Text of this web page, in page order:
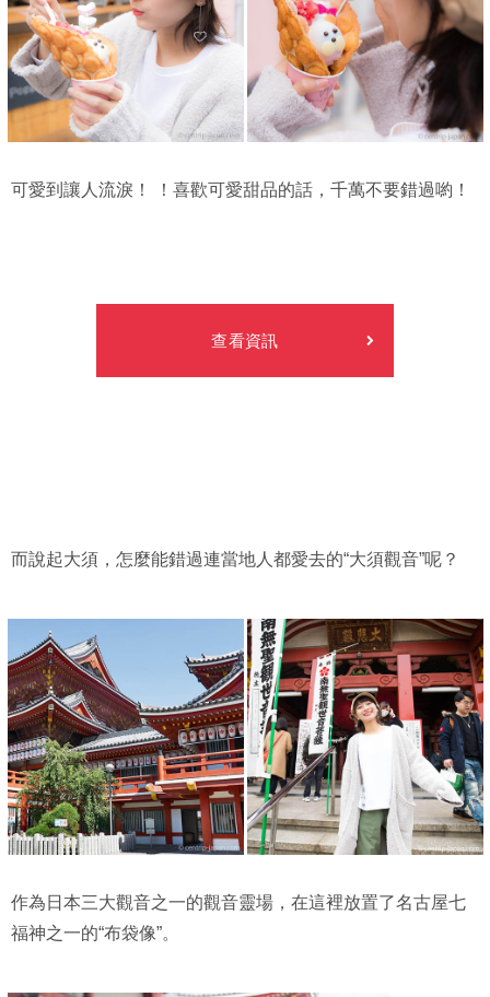
可愛到讓人流淚！ ！喜歡可愛甜品的話，千萬不要錯過喲！
查看資訊
而說起大須，怎麼能錯過連當地人都愛去的“大須觀音”呢？
作為日本三大觀音之一的觀音靈場，在這裡放置了名古屋七
福神之一的“布袋像”。